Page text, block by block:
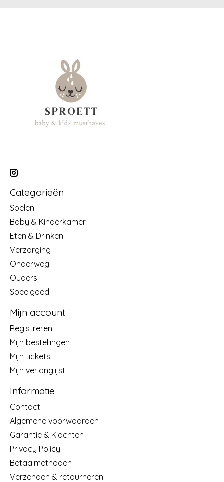
Categorieën
Spelen
Baby & Kinderkamer
Eten & Drinken
Verzorging
Onderweg
Ouders
Speelgoed
Mijn account
Registreren
Mijn bestellingen
Mijn tickets
Mijn verlanglijst
Informatie
Contact
Algemene voorwaarden
Garantie & Klachten
Privacy Policy
Betaalmethoden
Verzenden & retourneren